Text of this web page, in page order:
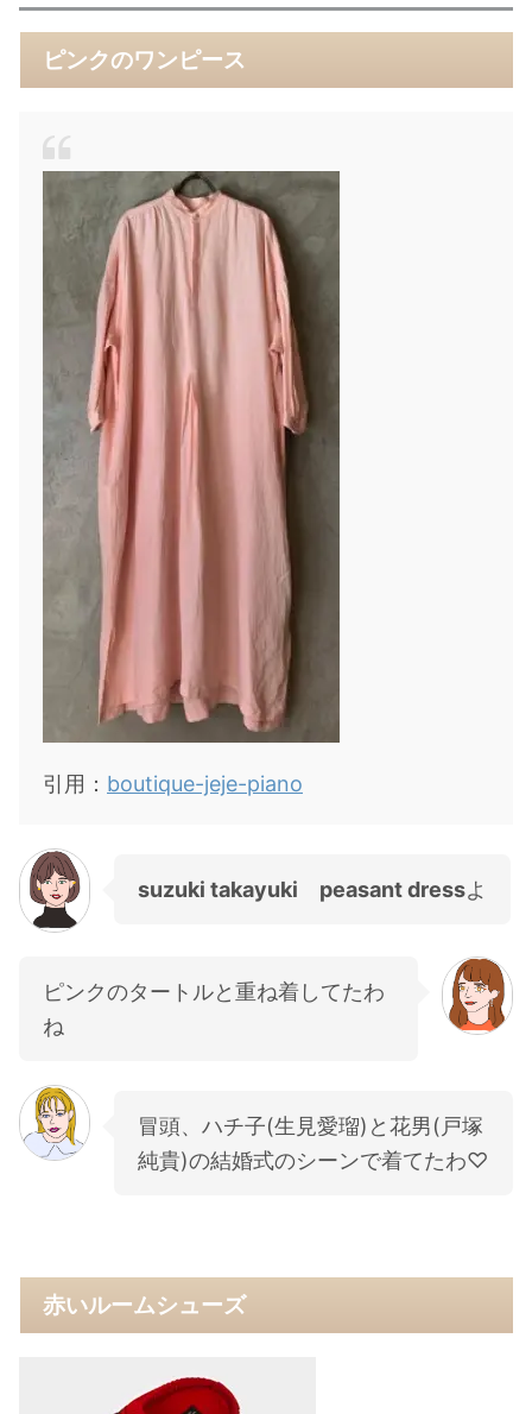
ピンクのワンピース
引用： boutique-jeje-piano
suzuki takayuki peasant dressよ
ピンクのタートルと重ね着してたわ
ね
冒頭、ハチ子(生見愛瑠)と花男(戸塚
純貴)の結婚式のシーンで着てたわ♡
赤いルームシューズ